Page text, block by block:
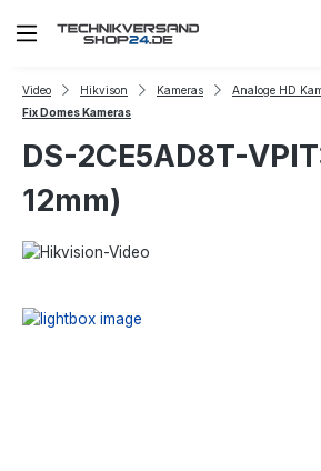
Zum Hauptinhalt springen
Video Hikvison Kameras
Analoge HD
Fix Domes Kameras
DS-2CE5AD8T-
12mm)